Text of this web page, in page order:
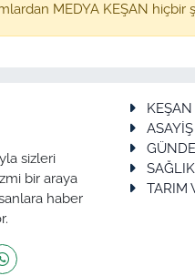
MEDYA KEŞAN
sizleri
bir araya
haber
KEŞAN
ASAYİŞ
SAĞLIK
TARIM